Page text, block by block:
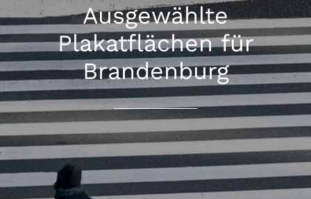
Ausgewählte
Plakatflächen für
Brandenburg